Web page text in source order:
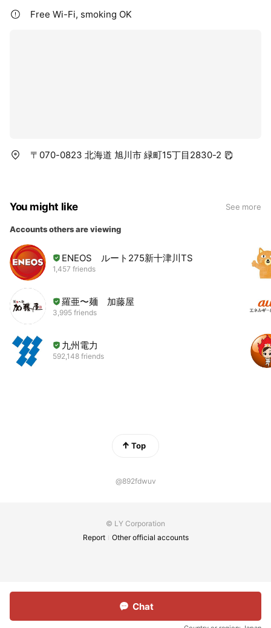
Free Wi-Fi, smoking OK
〒070-0823 北海道 旭川市 緑町15丁目2830-2
You might like See more
Accounts others are viewing
ENEOS ルート275新十津川TS
1,457 friends
羅亜〜麺 加藤屋
3,995 friends
九州電力
592,148 friends
Top
@892fdwuv
© LY Corporation
Report
Other official accounts
Chat